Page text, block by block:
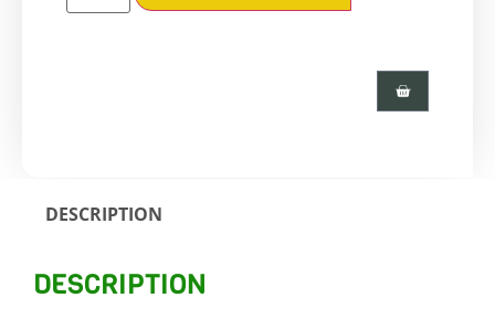
DESCRIPTION
DESCRIPTION